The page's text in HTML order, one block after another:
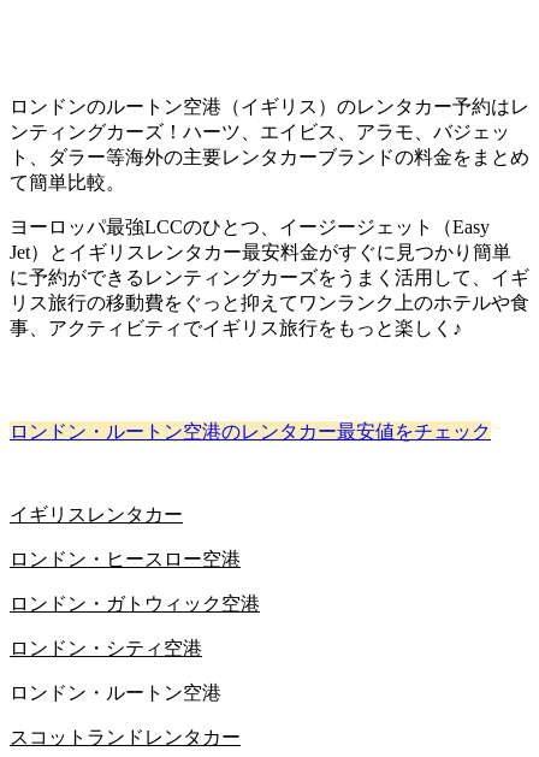
ロンドンのルートン空港（イギリス）のレンタカー予約はレ
ンティングカーズ！ハーツ、エイビス、アラモ、バジェッ
ト、ダラー等海外の主要レンタカーブランドの料金をまとめ
て簡単比較。
ヨーロッパ最強LCCのひとつ、イージージェット（Easy
Jet）とイギリスレンタカー最安料金がすぐに見つかり簡単
に予約ができるレンティングカーズをうまく活用して、イギ
リス旅行の移動費をぐっと抑えてワンランク上のホテルや食
事、アクティビティでイギリス旅行をもっと楽しく♪
ロンドン・ルートン空港のレンタカー最安値をチェック
イギリスレンタカー
ロンドン・ヒースロー空港
ロンドン・ガトウィック空港
ロンドン・シティ空港
ロンドン・ルートン空港
スコットランドレンタカー